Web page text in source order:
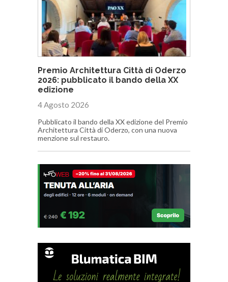
Premio Architettura Città di Oderzo
2026: pubblicato il bando della XX
edizione
4 Agosto 2026
Pubblicato il bando della XX edizione del Premio
Architettura Città di Oderzo, con una nuova
menzione sul restauro.